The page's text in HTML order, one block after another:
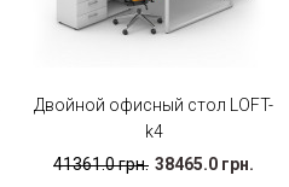
Двойной офисный стол LOFT-
k4
41361.0 грн. 38465.0 грн.